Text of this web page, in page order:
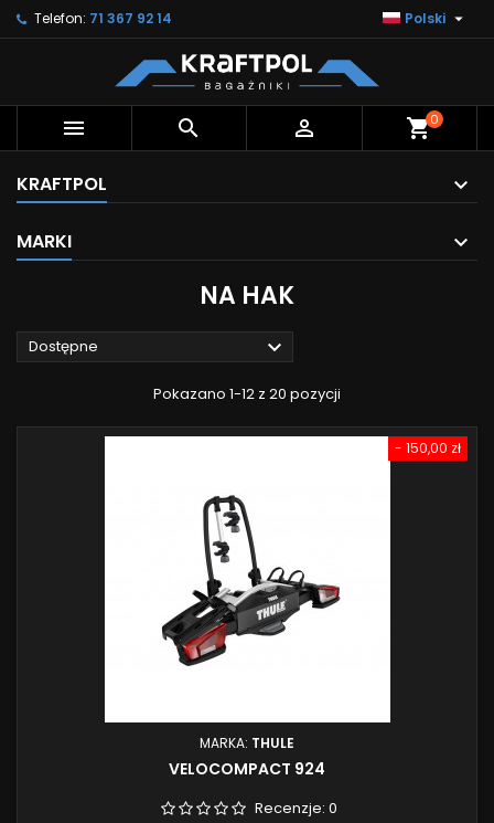
Telefon: 71 367 92 14 Polski 
   shopping_cart0
KRAFTPOL
MARKI
NA HAK
Dostępne 
Pokazano 1-12 z 20 pozycji
- 150,00 zł
MARKA: THULE
VELOCOMPACT 924
Recenzje: 0